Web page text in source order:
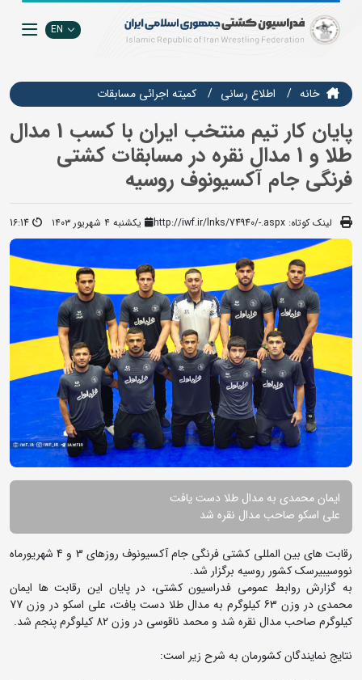
EN
خانه اطلاع رسانی كميته اجرائي مسابقات
پایان کار تیم منتخب ایران با کسب 1 مدال
طلا و 1 مدال نقره در مسابقات کشتی
فرنگی جام آکسیونوف روسیه
لینک کوتاه: http://iwf.ir/lnks/74940/-.aspx یکشنبه ۴ شهریور ۱۴۰۳ 16:14
ایمان محمدی به مدال طلا دست یافت
علی اسکو صاحب مدال نقره شد
رقابت های بین المللی کشتی فرنگی جام آکسیونوف روزهای 3 و 4 شهریورماه
نووسیبیرسک کشور روسیه برگزار شد.
به گزارش روابط عمومی فدراسیون کشتی، در پایان این رقابت ها ایمان
محمدی در وزن 63 کیلوگرم به مدال طلا دست یافت، علی اسکو در وزن 77
کیلوگرم صاحب مدال نقره شد و محمد ناقوسی در وزن 82 کیلوگرم پنجم شد.
نتایج نمایندگان کشورمان به شرح زیر است: